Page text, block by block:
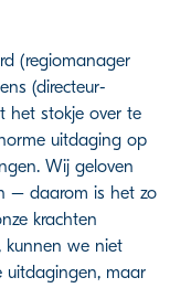
(regiomanager
(directeur-
het stokje over te
uitdaging op
Wij geloven
– daarom is het zo
krachten
kunnen we niet
uitdagingen, maar